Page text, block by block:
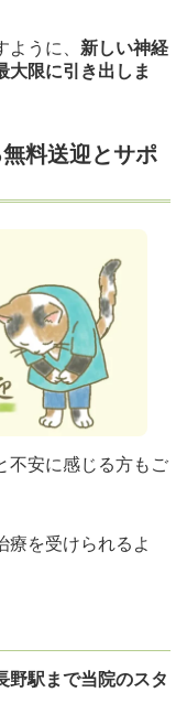
うに、 新しい神経
大限に引き出しま
料送迎とサポ
不安に感じる方もご
療を受けられるよ
野駅まで当院のスタ